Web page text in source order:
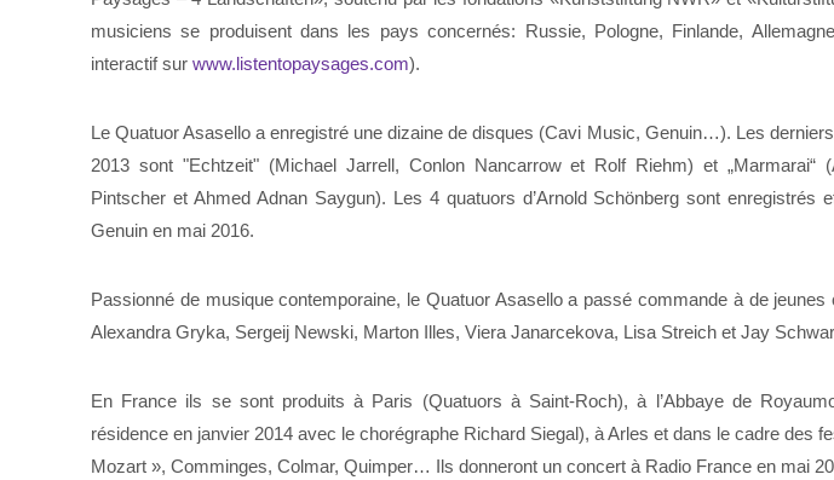
musiciens se produisent dans les pays concernés: Russie, Pologne, Finlande,
interactif sur www.listentopaysages.com).
Le Quatuor Asasello a enregistré une dizaine de disques (Cavi Music, Genuin…). Les
2013 sont "Echtzeit" (Michael Jarrell, Conlon Nancarrow et Rolf Riehm) et „Marmarai“
Pintscher et Ahmed Adnan Saygun). Les 4 quatuors d’Arnold Schönberg sont enregistrés
Genuin en mai 2016.
Passionné de musique contemporaine, le Quatuor Asasello a passé commande à de
Alexandra Gryka, Sergeij Newski, Marton Illes, Viera Janarcekova, Lisa Streich et Jay
En France ils se sont produits à Paris (Quatuors à Saint-Roch), à l’Abbaye de
résidence en janvier 2014 avec le chorégraphe Richard Siegal), à Arles et dans le cadre des
Mozart », Comminges, Colmar, Quimper… Ils donneront un concert à Radio France en mai